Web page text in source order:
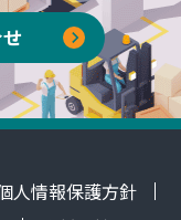
人情報保護方針